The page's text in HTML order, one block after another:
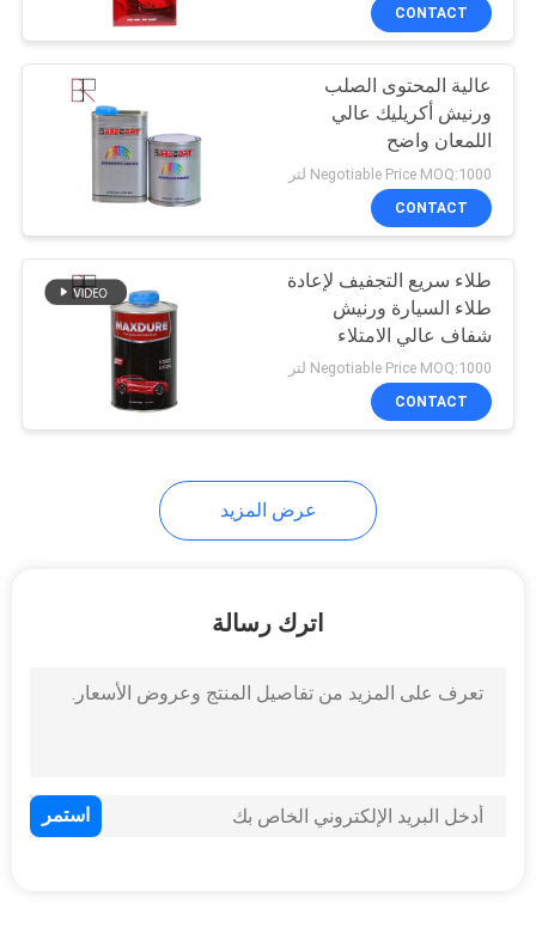
معجون بوليستر
للسيارة
7
ورقة زجاج
13
CONTACT
عالية المحتوى الصلب
ورنيش أكريليك عالي
اللمعان واضح
Negotiable Price MOQ:1000 لتر
CONTACT
طلاء سريع التجفيف لإعادة
طلاء السيارة ورنيش
شفاف عالي الامتلاء
Negotiable Price MOQ:1000 لتر
CONTACT
عرض المزيد
اترك رسالة